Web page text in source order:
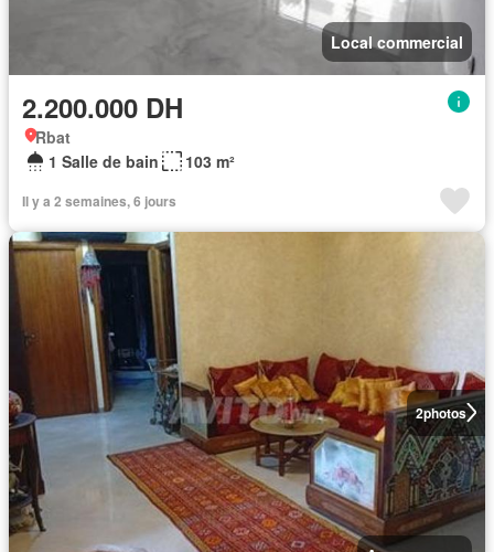
Local commercial
2.200.000 DH
Rbat
1 Salle de bain
103 m²
Il y a 2 semaines, 6 jours
2photos